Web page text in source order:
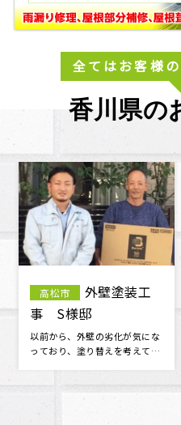
全てはお客様
香川県の